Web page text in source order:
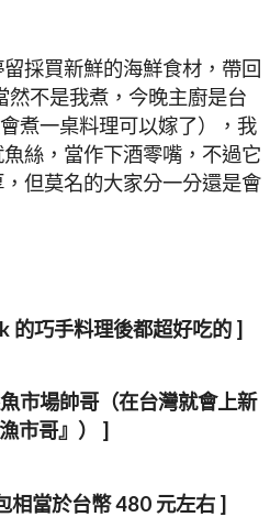
採買新鮮的海鮮食材，帶回
然不是我煮，今晚主廚是台
煮一桌料理可以嫁了），我
絲，當作下酒零嘴，不過它
但莫名的大家分一分還是會
的巧手料理後都超好吃的 ]
市場帥哥（在台灣就會上新
市哥』） ]
相當於台幣 480 元左右 ]